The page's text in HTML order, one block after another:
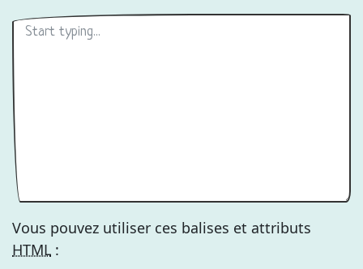
Vous pouvez utiliser ces balises et attributs
HTML :